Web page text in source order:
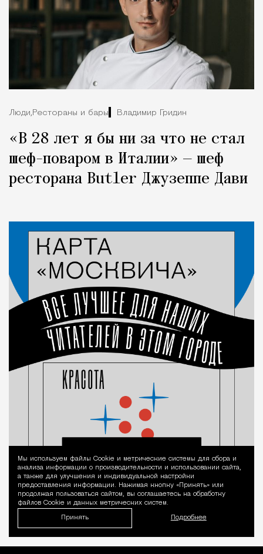
Люди, Рестораны и бары Владимир Гридин
«В 28 лет я бы ни за что не стал
шеф-поваром в Италии» — шеф
ресторана Butler Джузеппе Дави
Уведомление
Мы используем файлы Сookie и метрические системы для сбора и
анализа информации о производительности и использовании сайта,
а также для улучшения и индивидуальной настройки
предоставления информации. Нажимая кнопку «Принять» или
продолжая пользоваться сайтом, вы соглашаетесь на обработку
файлов Cookie и данных метрических систем.
Принять Подробнее